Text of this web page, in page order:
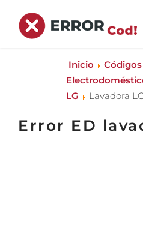
Inicio
Códigos
LG
Lavadora
Error ED